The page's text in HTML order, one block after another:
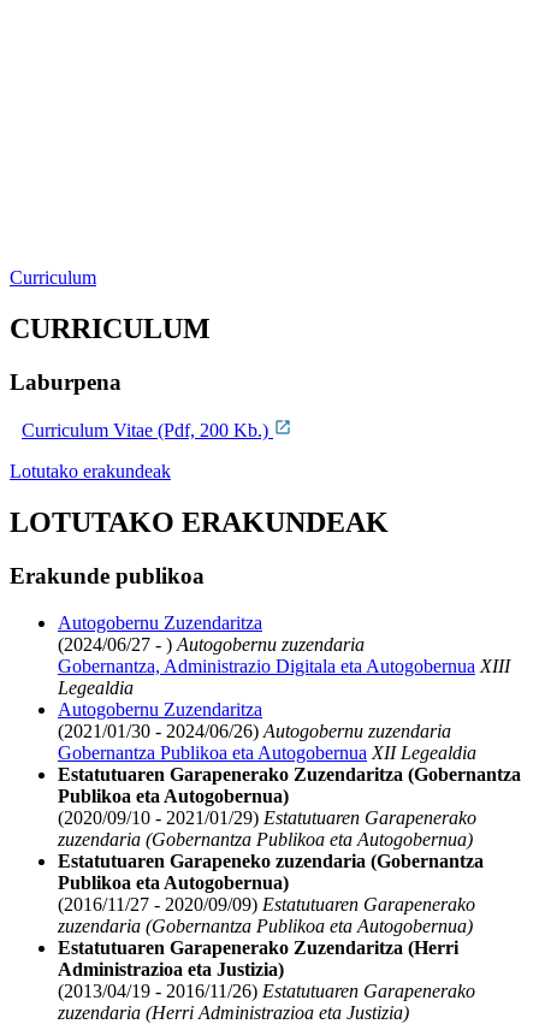
Curriculum
CURRICULUM
Laburpena
Curriculum Vitae (Pdf, 200 Kb.)
Lotutako erakundeak
LOTUTAKO ERAKUNDEAK
Erakunde publikoa
Autogobernu Zuzendaritza
(2024/06/27 - ) Autogobernu zuzendaria
Gobernantza, Administrazio Digitala eta Autogobernua XIII
Legealdia
Autogobernu Zuzendaritza
(2021/01/30 - 2024/06/26) Autogobernu zuzendaria
Gobernantza Publikoa eta Autogobernua XII Legealdia
Estatutuaren Garapenerako Zuzendaritza (Gobernantza
Publikoa eta Autogobernua)
(2020/09/10 - 2021/01/29) Estatutuaren Garapenerako
zuzendaria (Gobernantza Publikoa eta Autogobernua)
Estatutuaren Garapeneko zuzendaria (Gobernantza
Publikoa eta Autogobernua)
(2016/11/27 - 2020/09/09) Estatutuaren Garapenerako
zuzendaria (Gobernantza Publikoa eta Autogobernua)
Estatutuaren Garapenerako Zuzendaritza (Herri
Administrazioa eta Justizia)
(2013/04/19 - 2016/11/26) Estatutuaren Garapenerako
zuzendaria (Herri Administrazioa eta Justizia)